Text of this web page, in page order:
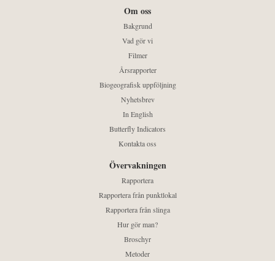
Om oss
Bakgrund
Vad gör vi
Filmer
Årsrapporter
Biogeografisk uppföljning
Nyhetsbrev
In English
Butterfly Indicators
Kontakta oss
Övervakningen
Rapportera
Rapportera från punktlokal
Rapportera från slinga
Hur gör man?
Broschyr
Metoder